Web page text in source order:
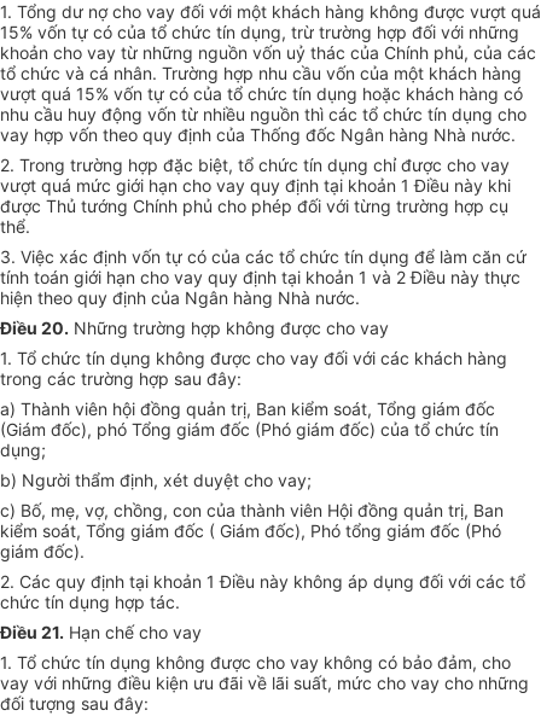
1. Tổng dư nợ cho vay đối với một khách hàng không được vượt quá
15% vốn tự có của tổ chức tín dụng, trừ trường hợp đối với những
khoản cho vay từ những nguồn vốn uỷ thác của Chính phủ, của các
tổ chức và cá nhân. Trường hợp nhu cầu vốn của một khách hàng
vượt quá 15% vốn tự có của tổ chức tín dụng hoặc khách hàng có
nhu cầu huy động vốn từ nhiều nguồn thì các tổ chức tín dụng cho
vay hợp vốn theo quy định của Thống đốc Ngân hàng Nhà nước.
2. Trong trường hợp đặc biệt, tổ chức tín dụng chỉ được cho vay
vượt quá mức giới hạn cho vay quy định tại khoản 1 Điều này khi
được Thủ tướng Chính phủ cho phép đối với từng trường hợp cụ
thể.
3. Việc xác định vốn tự có của các tổ chức tín dụng để làm căn cứ
tính toán giới hạn cho vay quy định tại khoản 1 và 2 Điều này thực
hiện theo quy định của Ngân hàng Nhà nước.
Điều 20. Những trường hợp không được cho vay
1. Tổ chức tín dụng không được cho vay đối với các khách hàng
trong các trường hợp sau đây:
a) Thành viên hội đồng quản trị, Ban kiểm soát, Tổng giám đốc
(Giám đốc), phó Tổng giám đốc (Phó giám đốc) của tổ chức tín
dụng;
b) Người thẩm định, xét duyệt cho vay;
c) Bố, mẹ, vợ, chồng, con của thành viên Hội đồng quản trị, Ban
kiểm soát, Tổng giám đốc ( Giám đốc), Phó tổng giám đốc (Phó
giám đốc).
2. Các quy định tại khoản 1 Điều này không áp dụng đối với các tổ
chức tín dụng hợp tác.
Điều 21. Hạn chế cho vay
1. Tổ chức tín dụng không được cho vay không có bảo đảm, cho
vay với những điều kiện ưu đãi về lãi suất, mức cho vay cho những
đối tượng sau đây: